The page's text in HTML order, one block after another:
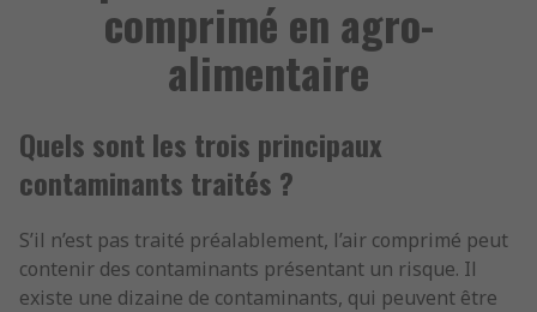
comprimé en agro-
alimentaire
Quels sont les trois principaux
contaminants traités ?
S’il n’est pas traité préalablement, l’air comprimé peut
contenir des contaminants présentant un risque. Il
existe une dizaine de contaminants, qui peuvent être